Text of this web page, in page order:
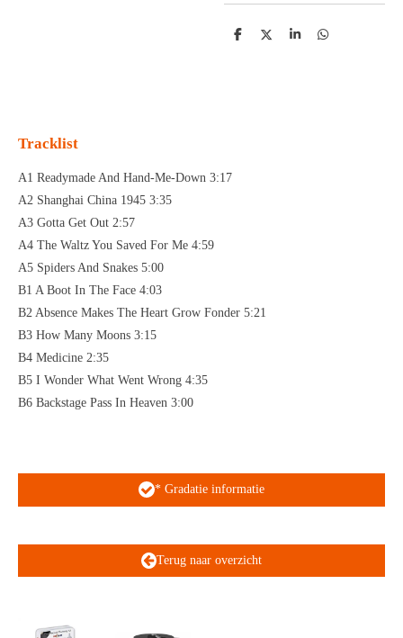
D
D
S
D
Tracklist
A1 Readymade And Hand-Me-Down 3:17
A2 Shanghai China 1945 3:35
A3 Gotta Get Out 2:57
A4 The Waltz You Saved For Me 4:59
A5 Spiders And Snakes 5:00
B1 A Boot In The Face 4:03
B2 Absence Makes The Heart Grow Fonder 5:21
B3 How Many Moons 3:15
B4 Medicine 2:35
B5 I Wonder What Went Wrong 4:35
B6 Backstage Pass In Heaven 3:00
* Gradatie informatie
Terug naar overzicht